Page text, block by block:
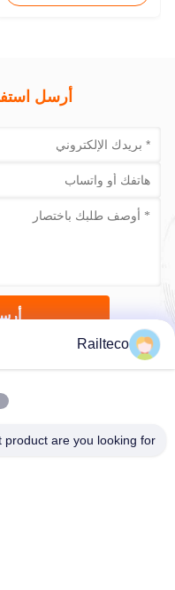
أرسل
Railteco
are you looking for?